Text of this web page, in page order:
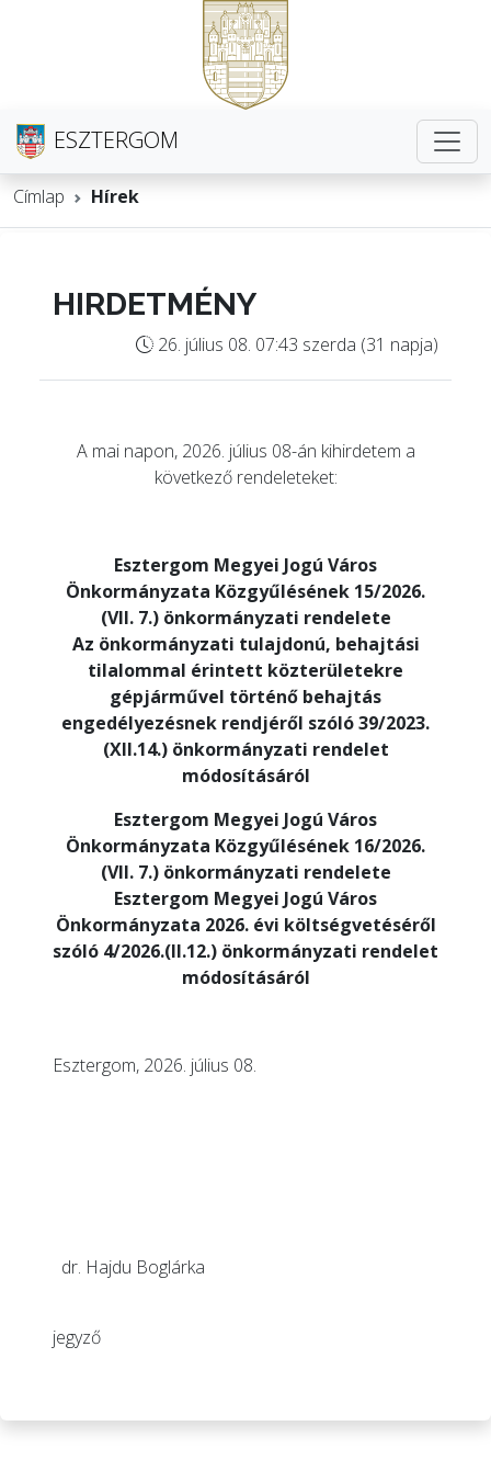
ESZTERGOM
Címlap Hírek
HIRDETMÉNY
26. július 08. 07:43 szerda (31 napja)
A mai napon, 2026. július 08-án kihirdetem a
következő rendeleteket:
Esztergom Megyei Jogú Város
Önkormányzata Közgyűlésének 15/2026.
(VII. 7.) önkormányzati rendelete
Az önkormányzati tulajdonú, behajtási
tilalommal érintett közterületekre
gépjárművel történő behajtás
engedélyezésnek rendjéről szóló 39/2023.
(XII.14.) önkormányzati rendelet
módosításáról
Esztergom Megyei Jogú Város
Önkormányzata Közgyűlésének 16/2026.
(VII. 7.) önkormányzati rendelete
Esztergom Megyei Jogú Város
Önkormányzata 2026. évi költségvetéséről
szóló 4/2026.(II.12.) önkormányzati rendelet
módosításáról
Esztergom, 2026. július 08.
dr. Hajdu Boglárka
jegyző